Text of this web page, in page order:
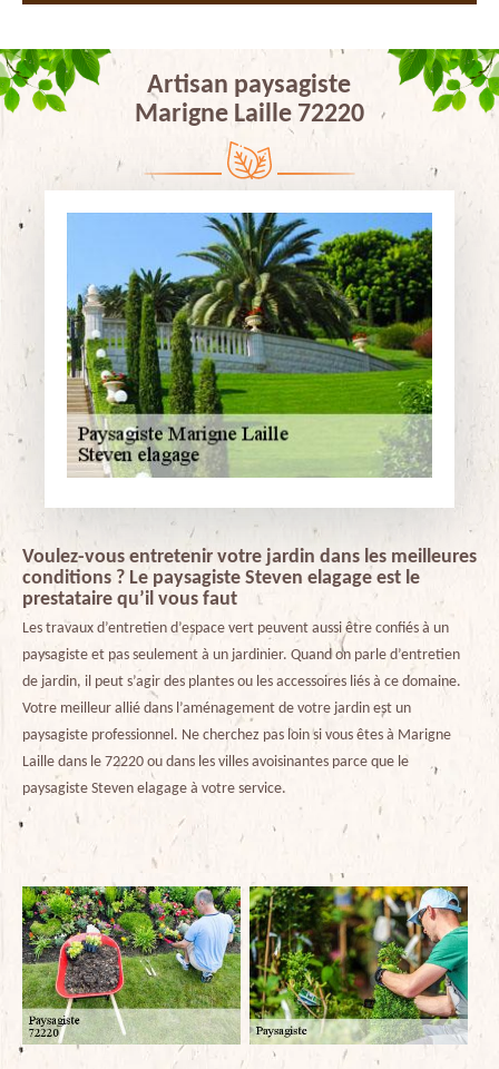
Artisan paysagiste
Marigne Laille 72220
Voulez-vous entretenir votre jardin dans les meilleures
conditions ? Le paysagiste Steven elagage est le
prestataire qu’il vous faut
Les travaux d’entretien d’espace vert peuvent aussi être confiés à un
paysagiste et pas seulement à un jardinier. Quand on parle d’entretien
de jardin, il peut s’agir des plantes ou les accessoires liés à ce domaine.
Votre meilleur allié dans l’aménagement de votre jardin est un
paysagiste professionnel. Ne cherchez pas loin si vous êtes à Marigne
Laille dans le 72220 ou dans les villes avoisinantes parce que le
paysagiste Steven elagage à votre service.